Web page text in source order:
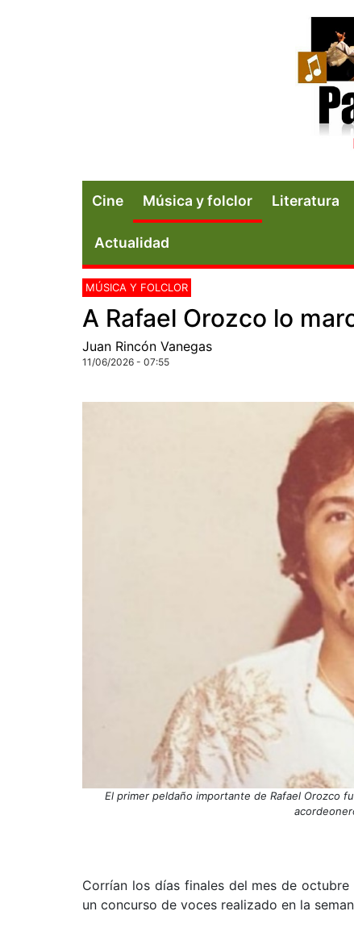
Cine Música y folclor Literatura
Actualidad
MÚSICA Y FOLCLOR
A Rafael Orozco lo
Juan Rincón Vanegas
11/06/2026 - 07:55
El primer peldaño importante de Rafael Orozco
Corrían los días finales del mes de octubre
un concurso de voces realizado en la